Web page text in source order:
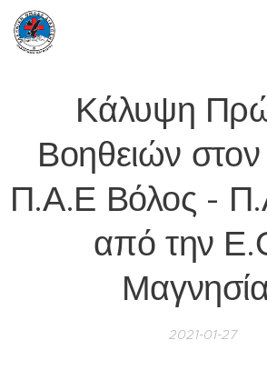
Κάλυψη
Βοηθειών
Π.Α.Ε Βόλος -
από την
2021-01-27